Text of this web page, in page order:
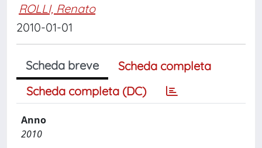
ROLLI, Renato
2010-01-01
Scheda breve
Scheda completa
Scheda completa (DC)
Anno
2010